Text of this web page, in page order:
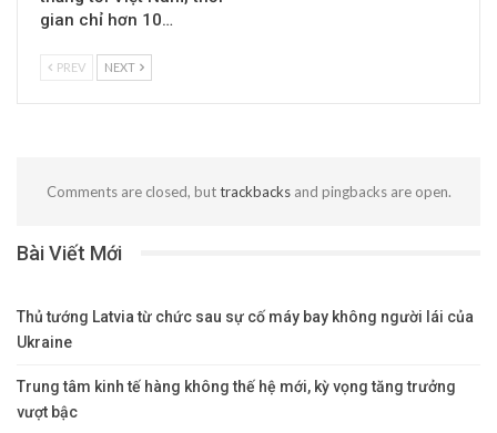
gian chỉ hơn 10…
PREV NEXT
Comments are closed, buttrackbacksand pingbacks are open.
Bài Viết Mới
Thủ tướng Latvia từ chức sau sự cố máy bay không người lái của
Ukraine
Trung tâm kinh tế hàng không thế hệ mới, kỳ vọng tăng trưởng
vượt bậc